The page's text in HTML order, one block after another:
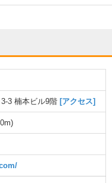
3 楠本ビル9階 [アクセス]
)